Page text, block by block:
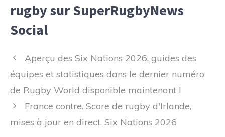
rugby sur SuperRugbyNews
Social
Navigation
des
Aperçu des Six Nations 2026, guides des
équipes et statistiques dans le dernier numéro
de Rugby World disponible maintenant !
France contre. Score de rugby d'Irlande,
mises à jour en direct, Six Nations 2026